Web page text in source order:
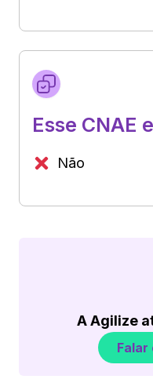
Esse CNAE
Não
A Agilize
Falar